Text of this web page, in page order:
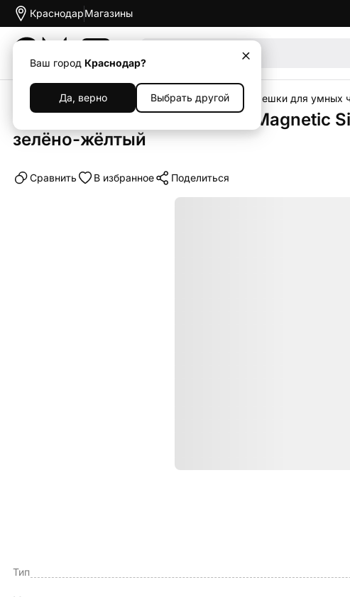
Краснодар
Ваш город Краснодар?
Да, верно Выбрать другой
Магазины
Каталог Аксессуары Ремешки Ремешки для умных
Магнитный ремешок WIWU Magnetic
зелёно-жёлтый
Cравнить В избранное Поделиться
Тип